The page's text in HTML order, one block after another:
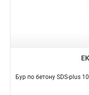
Бур по бетону SDS-plus